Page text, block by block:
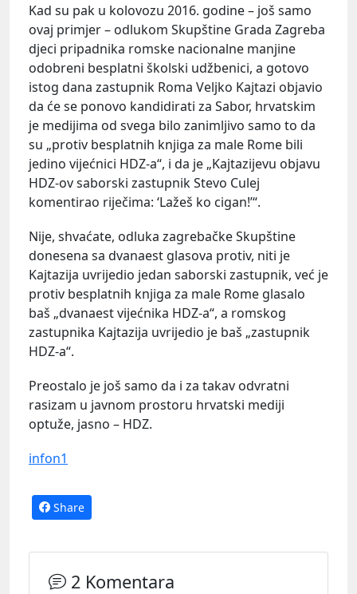
Kad su pak u kolovozu 2016. godine – još samo
ovaj primjer – odlukom Skupštine Grada Zagreba
djeci pripadnika romske nacionalne manjine
odobreni besplatni školski udžbenici, a gotovo
istog dana zastupnik Roma Veljko Kajtazi objavio
da će se ponovo kandidirati za Sabor, hrvatskim
je medijima od svega bilo zanimljivo samo to da
su „protiv besplatnih knjiga za male Rome bili
jedino vijećnici HDZ-a“, i da je „Kajtazijevu objavu
HDZ-ov saborski zastupnik Stevo Culej
komentirao riječima: ‘Lažeš ko cigan!’“.
Nije, shvaćate, odluka zagrebačke Skupštine
donesena sa dvanaest glasova protiv, niti je
Kajtazija uvrijedio jedan saborski zastupnik, već je
protiv besplatnih knjiga za male Rome glasalo
baš „dvanaest vijećnika HDZ-a“, a romskog
zastupnika Kajtazija uvrijedio je baš „zastupnik
HDZ-a“.
Preostalo je još samo da i za takav odvratni
rasizam u javnom prostoru hrvatski mediji
optuže, jasno – HDZ.
infon1
Share
2 Komentara